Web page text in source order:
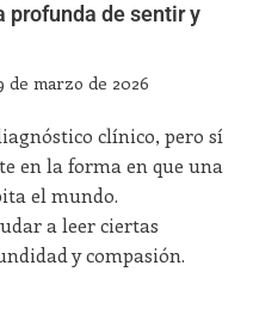
profunda de sentir y
de marzo de 2026
clínico, pero sí
en la forma en que una
el mundo.
a leer ciertas
y compasión.